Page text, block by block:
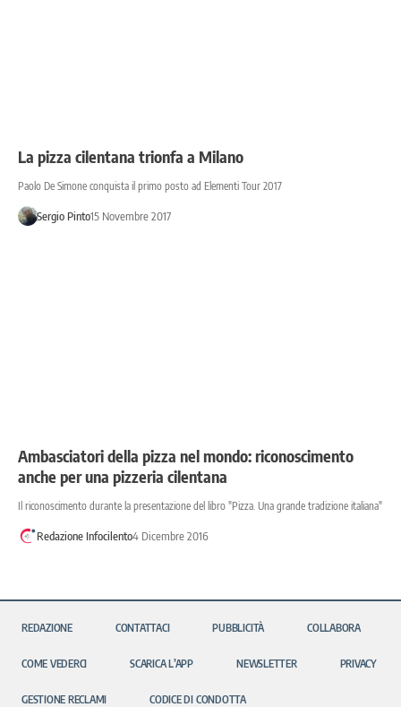
La pizza cilentana trionfa a Milano
Paolo De Simone conquista il primo posto ad Elementi Tour 2017
Sergio Pinto15 Novembre 2017
Ambasciatori della pizza nel mondo: riconoscimento
anche per una pizzeria cilentana
Il riconoscimento durante la presentazione del libro "Pizza. Una grande tradizione italiana"
Redazione Infocilento4 Dicembre 2016
REDAZIONE CONTATTACI PUBBLICITÀ COLLABORA
COME VEDERCI SCARICA L’APP NEWSLETTER PRIVACY
GESTIONE RECLAMI CODICE DI CONDOTTA